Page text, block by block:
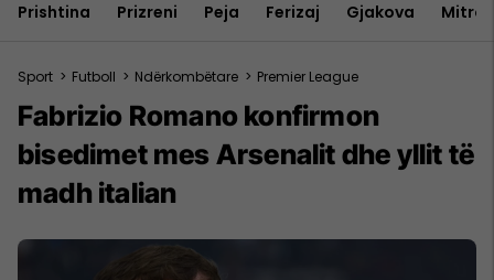
Prishtina Prizreni Peja Ferizaj Gjakova
Sport > Futboll > Ndërkombëtare > Premier League
Fabrizio Romano konfirmon
bisedimet mes Arsenalit dhe yllit të
madh italian